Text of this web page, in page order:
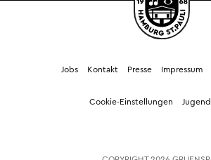
Jobs Kontakt Presse Impressum
Cookie-Einstellungen